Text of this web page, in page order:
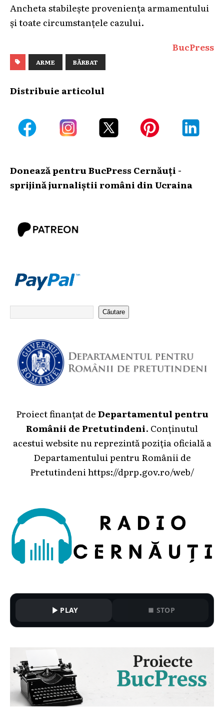
Ancheta stabilește proveniența armamentului
și toate circumstanțele cazului.
BucPress
ARME BĂRBAT
Distribuie articolul
Donează pentru BucPress Cernăuți -
sprijină jurnaliștii români din Ucraina
Căutare
Proiect finanțat deDepartamentul pentru
Românii de Pretutindeni. Conținutul
acestui website nu reprezintă poziția oficială a
Departamentului pentru Românii de
Pretutindeni https://dprp.gov.ro/web/
PLAY STOP